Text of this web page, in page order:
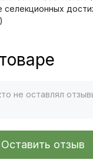
селекционных
не оставлял
Оставить отзыв